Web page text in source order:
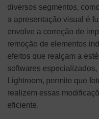
diversos segmentos,
a apresentação visual é
envolve a correção de
remoção de elementos
efeitos que realçam a
softwares
Lightroom, permite que
realizem essas
eficiente.